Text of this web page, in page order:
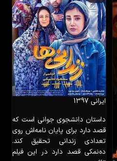
خانوادگی
ایرانی 1397
داستان دانشجوی جوانی است که
قصد دارد برای پایان نامه‌اش روی
تعدادی زندانی‌ تحقیق کند.
ده‌نمکی قصد دارد در این فیلم